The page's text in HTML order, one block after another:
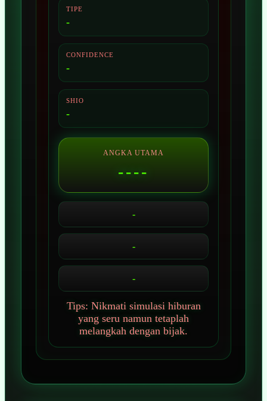
TIPE
-
CONFIDENCE
-
SHIO
-
ANGKA UTAMA
----
-
-
-
Tips: Nikmati simulasi hiburan
yang seru namun tetaplah
melangkah dengan bijak.